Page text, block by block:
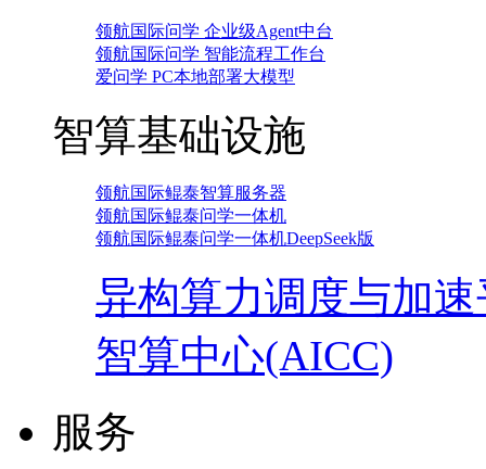
领航国际问学 企业级Agent中台
领航国际问学 智能流程工作台
爱问学 PC本地部署大模型
智算基础设施
领航国际鲲泰智算服务器
领航国际鲲泰问学一体机
领航国际鲲泰问学一体机DeepSeek版
异构算力调度与加
智算中心(AICC)
服务